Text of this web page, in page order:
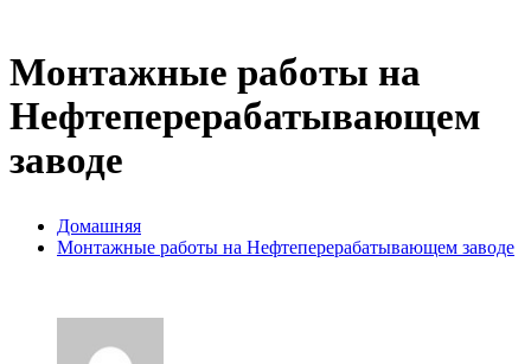
Монтажные работы на
Нефтеперерабатывающем
заводе
Домашняя
Монтажные работы на Нефтеперерабатывающем заводе